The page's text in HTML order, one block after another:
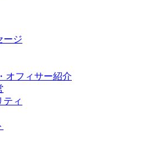
ージ
オフィサー紹介
ティ